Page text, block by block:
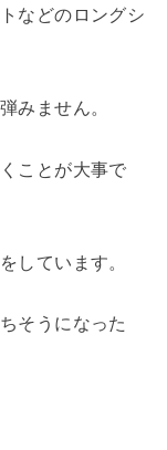
などのロングシ
みません。
ことが大事で
しています。
そうになった